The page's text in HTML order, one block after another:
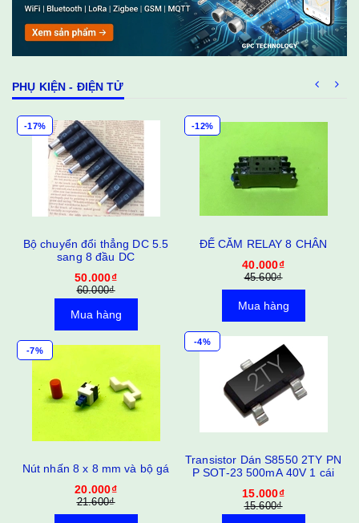
PHỤ KIỆN - ĐIỆN TỬ
-17%
Bộ chuyển đổi thẳng DC 5.5
sang 8 đầu DC
50.000₫
60.000₫
Mua hàng
-7%
Nút nhấn 8 x 8 mm và bộ gá
20.000₫
21.600₫
-12%
ĐẾ CẮM RELAY 8 CHÂN
40.000₫
45.600₫
Mua hàng
-4%
Transistor Dán S8550 2TY PN
P SOT-23 500mA 40V 1 cái
15.000₫
15.600₫